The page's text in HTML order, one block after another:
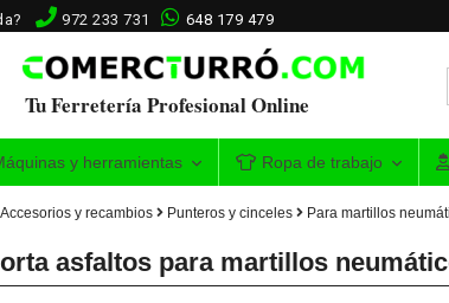
972 233 731 648 179 479
Tu Ferretería Profesional Online
y herramientas Ropa de trabajo
Accesorios y recambios Punteros y cinceles Para martillos
asfaltos para martillos